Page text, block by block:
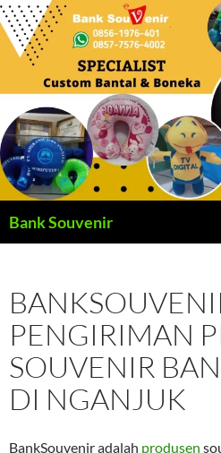
Langsung
ke
Bank Souvenir
PENGIRIMAN
SOUVENIR
DI NGANJUK
BankSouvenir adalah produsen